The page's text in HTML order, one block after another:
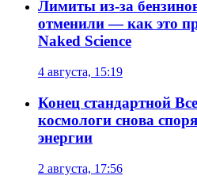
Лимиты из-за
отменили — как это
Naked Science
4 августа, 15:19
Конец стандартной
космологи снова
энергии
2 августа, 17:56